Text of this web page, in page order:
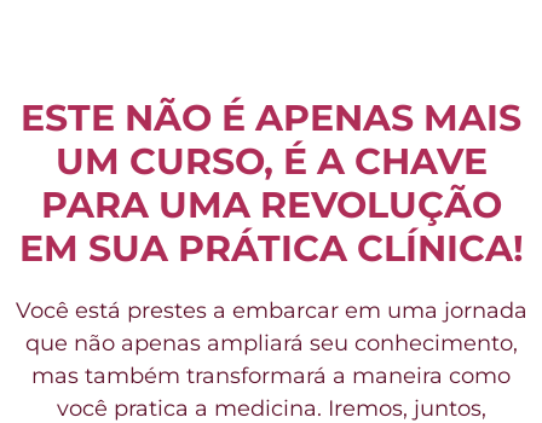
ESTE NÃO É APENAS MAIS
UM CURSO, É A CHAVE
PARA UMA REVOLUÇÃO
EM SUA PRÁTICA CLÍNICA!
Você está prestes a embarcar em uma jornada
que não apenas ampliará seu conhecimento,
mas também transformará a maneira como
você pratica a medicina. Iremos, juntos,